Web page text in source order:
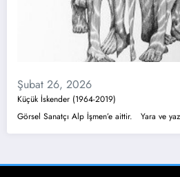
Şubat 26, 2026
Küçük İskender (1964-2019)
Görsel Sanatçı Alp İşmen’e aittir. Yara ve